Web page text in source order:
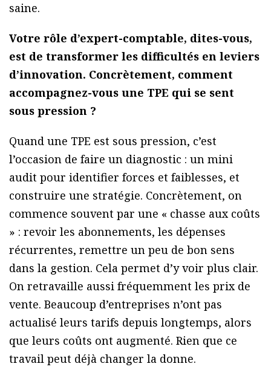
saine.
Votre rôle d’expert-comptable, dites-vous,
est de transformer les difficultés en leviers
d’innovation. Concrètement, comment
accompagnez-vous une TPE qui se sent
sous pression ?
Quand une TPE est sous pression, c’est
l’occasion de faire un diagnostic : un mini
audit pour identifier forces et faiblesses, et
construire une stratégie. Concrètement, on
commence souvent par une « chasse aux coûts
» : revoir les abonnements, les dépenses
récurrentes, remettre un peu de bon sens
dans la gestion. Cela permet d’y voir plus clair.
On retravaille aussi fréquemment les prix de
vente. Beaucoup d’entreprises n’ont pas
actualisé leurs tarifs depuis longtemps, alors
que leurs coûts ont augmenté. Rien que ce
travail peut déjà changer la donne.